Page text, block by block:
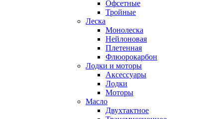
Офсетные
Тройные
Леска
Монолеска
Нейлоновая
Плетенная
Флюорокарбон
Лодки и моторы
Аксессуары
Лодки
Моторы
Масло
Двухтактное